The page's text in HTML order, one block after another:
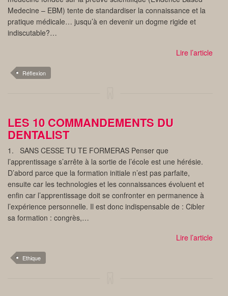
Medecine – EBM) tente de standardiser la connaissance et la
pratique médicale… jusqu’à en devenir un dogme rigide et
indiscutable?…
Lire l’article
Réflexion
LES 10 COMMANDEMENTS DU
DENTALIST
1. SANS CESSE TU TE FORMERAS Penser que
l’apprentissage s’arrête à la sortie de l’école est une hérésie.
D’abord parce que la formation initiale n’est pas parfaite,
ensuite car les technologies et les connaissances évoluent et
enfin car l’apprentissage doit se confronter en permanence à
l’expérience personnelle. Il est donc indispensable de : Cibler
sa formation : congrès,…
Lire l’article
Ethique